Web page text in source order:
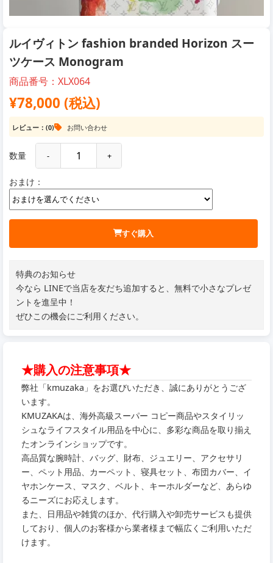
ルイヴィトン fashion branded Horizon スー
ツケース Monogram
商品番号：XLX064
¥78,000 (税込)
レビュー：(0) お問い合わせ
数量 - +
おまけ：
すぐ購入
特典のお知らせ
今なら LINEで当店を友だち追加すると、無料で小さなプレゼ
ントを進呈中！
ぜひこの機会にご利用ください。
★購入の注意事項★
弊社「kmuzaka」をお選びいただき、誠にありがとうござ
います。
KMUZAKAは、海外高級スーパー コピー商品やスタイリッ
シュなライフスタイル用品を中心に、多彩な商品を取り揃え
たオンラインショップです。
高品質な腕時計、バッグ、財布、ジュエリー、アクセサリ
ー、ペット用品、カーペット、寝具セット、布団カバー、イ
ヤホンケース、マスク、ベルト、キーホルダーなど、あらゆ
るニーズにお応えします。
また、日用品や雑貨のほか、代行購入や卸売サービスも提供
しており、個人のお客様から業者様まで幅広くご利用いただ
けます。